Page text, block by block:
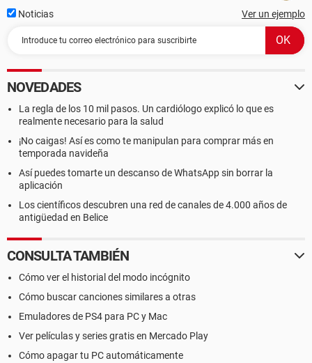
Noticias Ver un ejemplo
NOVEDADES
La regla de los 10 mil pasos. Un cardiólogo explicó lo que es
realmente necesario para la salud
¡No caigas! Así es como te manipulan para comprar más en
temporada navideña
Así puedes tomarte un descanso de WhatsApp sin borrar la
aplicación
Los científicos descubren una red de canales de 4.000 años de
antigüedad en Belice
CONSULTA TAMBIÉN
Cómo ver el historial del modo incógnito
Cómo buscar canciones similares a otras
Emuladores de PS4 para PC y Mac
Ver películas y series gratis en Mercado Play
Cómo apagar tu PC automáticamente